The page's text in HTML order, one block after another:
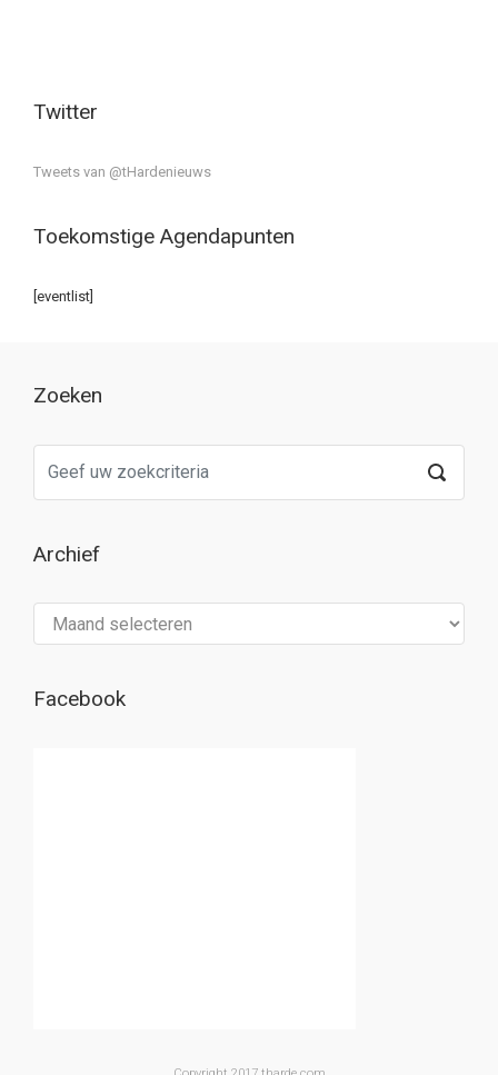
Twitter
Tweets van @tHardenieuws
Toekomstige Agendapunten
[eventlist]
Zoeken
Archief
Facebook